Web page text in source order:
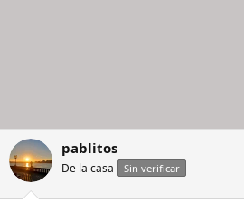
pablitos
De la casa Sin verificar